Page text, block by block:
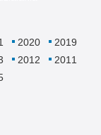
2020
2019
2012
2011